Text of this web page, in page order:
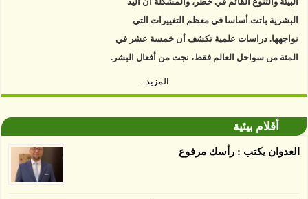
البشرية باتت أساسا في معظم التغييرات التي
نواجهها. دراسات علمية تكشف أن خمسة عشر في
المئة من سواحل العالم فقط، نجت من أفعال البشر.
اعتمادها على أنها مستدامة تدمرت بشكل أسرع من
الأرض غير المعتمدة، وذلك حسب دراسة كشفت
الغطاء عن أي ادعاءات تقول بأن الزيت يمكن ألا
المزيد...
أقلام بيئية
العدوان يكتب : رأسك مرفوع